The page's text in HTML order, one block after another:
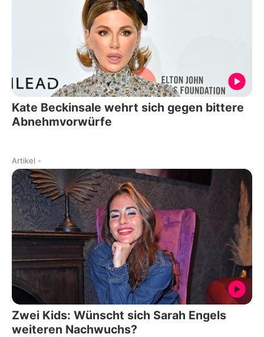
Kate Beckinsale wehrt sich gegen bittere
Abnehmvorwürfe
Artikel -
Zwei Kids: Wünscht sich Sarah Engels
weiteren Nachwuchs?